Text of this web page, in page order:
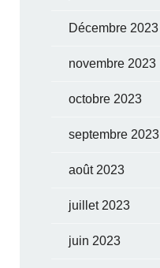
Décembre 2023
novembre 2023
octobre 2023
septembre 2023
août 2023
juillet 2023
juin 2023